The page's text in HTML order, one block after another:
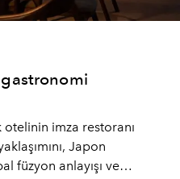
imza restoranı
Japon
füzyon anlayışı ve